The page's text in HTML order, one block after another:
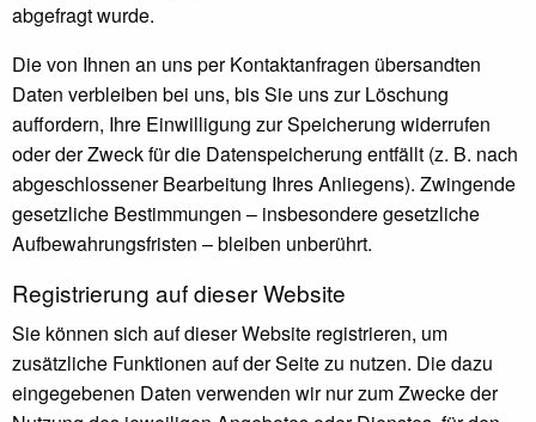
abgefragt wurde.
Die von Ihnen an uns per Kontaktanfragen übersandten
Daten verbleiben bei uns, bis Sie uns zur Löschung
auffordern, Ihre Einwilligung zur Speicherung widerrufen
oder der Zweck für die Datenspeicherung entfällt (z. B. nach
abgeschlossener Bearbeitung Ihres Anliegens). Zwingende
gesetzliche Bestimmungen – insbesondere gesetzliche
Aufbewahrungsfristen – bleiben unberührt.
Registrierung auf dieser Website
Sie können sich auf dieser Website registrieren, um
zusätzliche Funktionen auf der Seite zu nutzen. Die dazu
eingegebenen Daten verwenden wir nur zum Zwecke der